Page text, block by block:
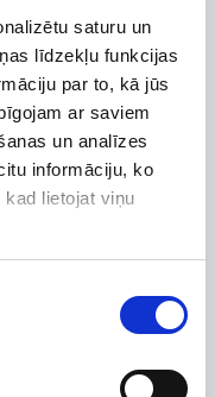
saturu un
līdzekļu funkcijas
par to, kā jūs
ar saviem
un analīzes
informāciju, ko
lietojat viņu
Extensa A.I. 10